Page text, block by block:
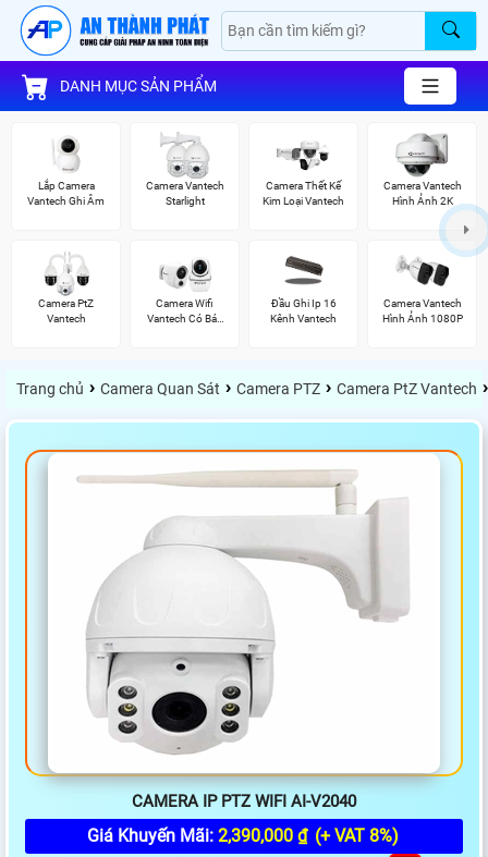
DANH MỤC SẢN PHẨM
Lắp Camera
Vantech Ghi Âm
Camera Vantech
Starlight
Camera Thết Kế
Kim Loại Vantech
Camera Vantech
Hình Ảnh 2K
Camera PtZ
Vantech
Camera Wifi
Vantech Có Báo
Đầu Ghi Ip 16
Kênh Vantech
Camera Vantech
Hình Ảnh 1080P
Trang chủ › Camera Quan Sát › Camera PTZ › Camera PtZ Vantech ›
CAMERA IP PTZ WIFI AI-V2040
Giá Khuyến Mãi: 2,390,000 ₫ (+ VAT 8%)